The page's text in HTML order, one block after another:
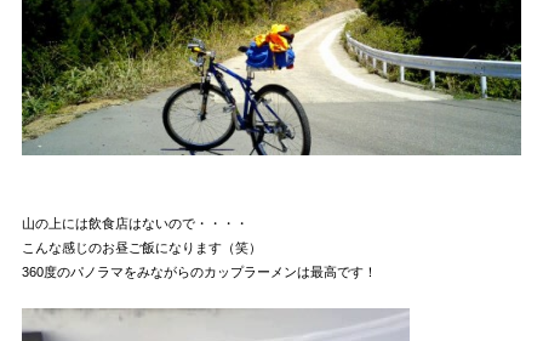
山の上には飲食店はないので・・・・
こんな感じのお昼ご飯になります（笑）
360度のパノラマをみながらのカップラーメンは最高です！